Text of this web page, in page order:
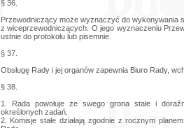
§ 36.
Przewodniczący może wyznaczyć do wykonywania
z wiceprzewodniczących. O jego wyznaczeniu
ustnie do protokołu lub pisemnie.
§ 37.
Obsługę Rady i jej organów zapewnia Biuro Rady,
§ 38.
1. Rada powołuje ze swego grona stałe i
określonych zadań.
2. Komisje stałe działają zgodnie z rocznym